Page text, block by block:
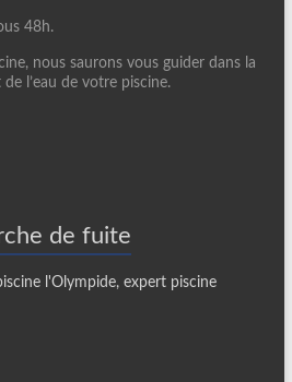
48h.
nous saurons vous guider dans la
l’eau de votre piscine.
de fuite